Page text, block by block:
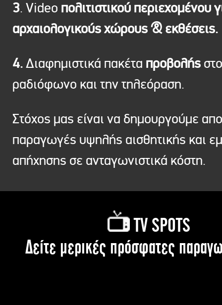
3. Video πολιτιστικού περιεχομένου
αρχαιολογικούς χώρους & εκθέσεις.
4.Διαφημιστικά πακέτα προβολής στο
ραδιόφωνο και την τηλεόραση.
Στόχος μας είναι να δημουργούμε
παραγωγές υψηλής αισθητικής και
απήχησης σε ανταγωνιστικά κόστη.
TV SPOTS
Δείτε μερικές πρόσφατες